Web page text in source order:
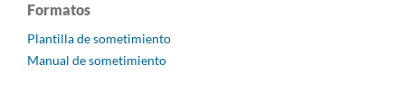
Formatos
Plantilla de sometimiento
Manual de sometimiento